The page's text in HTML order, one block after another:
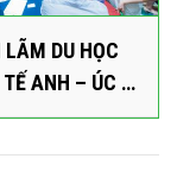
LÃM DU HỌC
TẾ ANH – ÚC –